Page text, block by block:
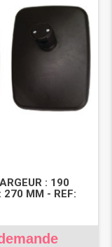
: 190
270 MM - REF: